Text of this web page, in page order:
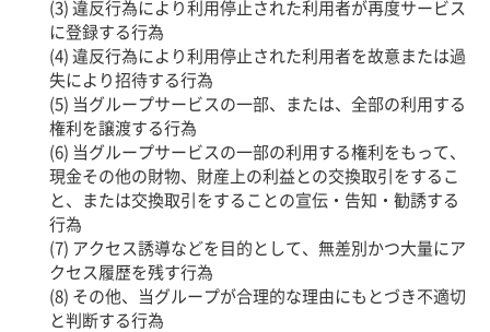
(3) 違反行為により利用停止された利用者が再度サービス
に登録する行為
(4) 違反行為により利用停止された利用者を故意または過
失により招待する行為
(5) 当グループサービスの一部、または、全部の利用する
権利を譲渡する行為
(6) 当グループサービスの一部の利用する権利をもって、
現金その他の財物、財産上の利益との交換取引をするこ
と、または交換取引をすることの宣伝・告知・勧誘する
行為
(7) アクセス誘導などを目的として、無差別かつ大量にア
クセス履歴を残す行為
(8) その他、当グループが合理的な理由にもとづき不適切
と判断する行為